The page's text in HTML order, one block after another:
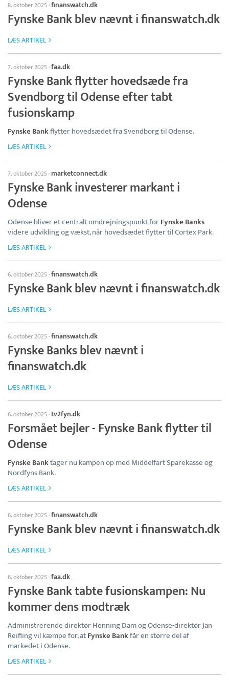
8. oktober 2025·finanswatch.dk
Fynske Bank blev nævnt i finanswatch.dk
LÆS ARTIKEL
7. oktober 2025·faa.dk
Fynske Bank flytter hovedsæde fra
Svendborg til Odense efter tabt
fusionskamp
Fynske Bankflytter hovedsædet fra Svendborg til Odense.
LÆS ARTIKEL
7. oktober 2025· marketconnect.dk
Fynske Bank investerer markant i
Odense
Odense bliver et centralt omdrejningspunkt forFynske Banks
videre udvikling og vækst, når hovedsædet flytter til Cortex Park.
LÆS ARTIKEL
6. oktober 2025·finanswatch.dk
Fynske Bank blev nævnt i finanswatch.dk
LÆS ARTIKEL
6. oktober 2025·finanswatch.dk
Fynske Banks blev nævnt i
finanswatch.dk
LÆS ARTIKEL
6. oktober 2025·tv2fyn.dk
Forsmået bejler - Fynske Bank flytter til
Odense
Fynske Banktager nu kampen op med Middelfart Sparekasse og
Nordfyns Bank.
LÆS ARTIKEL
6. oktober 2025·finanswatch.dk
Fynske Bank blev nævnt i finanswatch.dk
LÆS ARTIKEL
6. oktober 2025·faa.dk
Fynske Bank tabte fusionskampen: Nu
kommer dens modtræk
Administrerende direktør Henning Dam og Odense-direktør Jan
Reifling vil kæmpe for, atFynske Bankfår en større del af
markedet i Odense.
LÆS ARTIKEL